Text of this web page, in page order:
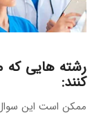
کنند: